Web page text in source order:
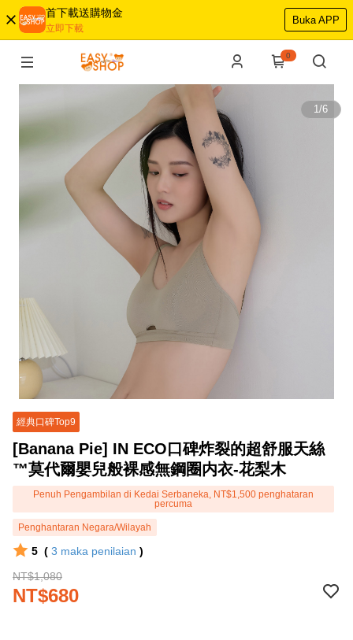
首下載送購物金
立即下載
Buka APP
0
1/6
經典口碑Top9
[Banana Pie] IN ECO口碑炸裂的超舒服天絲
™莫代爾嬰兒般裸感無鋼圈内衣-花梨木
Penuh Pengambilan di Kedai Serbaneka, NT$1,500 penghataran
percuma
Penghantaran Negara/Wilayah
5 ( 3 maka penilaian )
NT$1,080
NT$680